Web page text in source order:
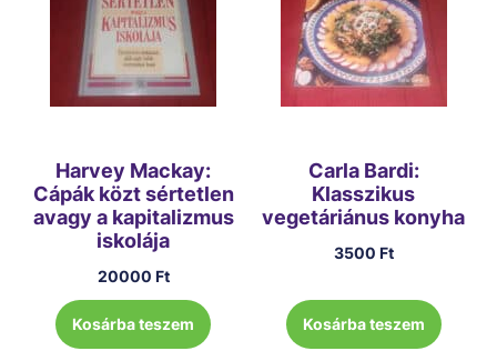
Harvey Mackay:
Cápák közt sértetlen
avagy a kapitalizmus
iskolája
20000 Ft
Kosárba teszem
Carla Bardi:
Klasszikus
vegetáriánus konyha
3500 Ft
Kosárba teszem